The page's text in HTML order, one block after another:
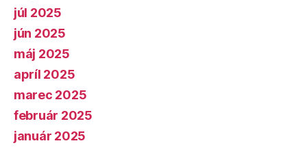
júl 2025
jún 2025
máj 2025
apríl 2025
marec 2025
február 2025
január 2025